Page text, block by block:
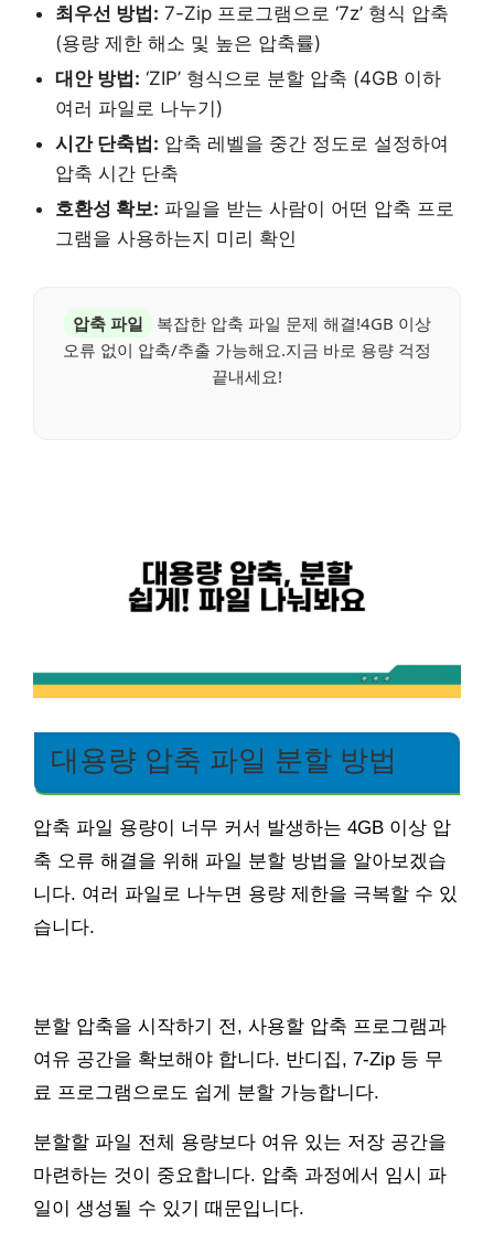
최우선 방법: 7-Zip 프로그램으로 ‘7z’ 형식 압축
(용량 제한 해소 및 높은 압축률)
대안 방법: ‘ZIP’ 형식으로 분할 압축 (4GB 이하
여러 파일로 나누기)
시간 단축법: 압축 레벨을 중간 정도로 설정하여
압축 시간 단축
호환성 확보: 파일을 받는 사람이 어떤 압축 프로
그램을 사용하는지 미리 확인
압축 파일
복잡한 압축 파일 문제 해결!4GB 이상
오류 없이 압축/추출 가능해요.지금 바로 용량 걱정
끝내세요!
대용량 압축 파일 분할 방법
압축 파일 용량이 너무 커서 발생하는 4GB 이상 압
축 오류 해결을 위해 파일 분할 방법을 알아보겠습
니다. 여러 파일로 나누면 용량 제한을 극복할 수 있
습니다.
분할 압축을 시작하기 전, 사용할 압축 프로그램과
여유 공간을 확보해야 합니다. 반디집, 7-Zip 등 무
료 프로그램으로도 쉽게 분할 가능합니다.
분할할 파일 전체 용량보다 여유 있는 저장 공간을
마련하는 것이 중요합니다. 압축 과정에서 임시 파
일이 생성될 수 있기 때문입니다.